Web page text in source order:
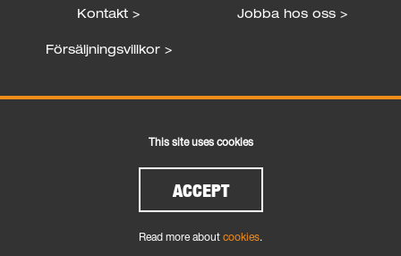
Kontakt >
Försäljningsvillkor >
Jobba hos oss >
This site uses cookies
ACCEPT
Read more about cookies.